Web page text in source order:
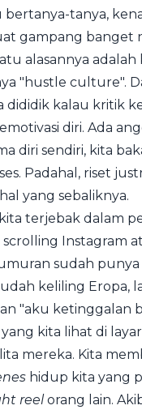
tanya,
gampang banget
alasannya
"hustle culture".
dididik kalau kritik
diri. Ada
diri sendiri, kita
Padahal, riset
yang sebaliknya.
terjebak dalam
scrolling Instagram
sudah
keliling Eropa,
"aku ketinggalan
kita lihat di
mereka. Kita
hidup kita yang
reelorang lain.